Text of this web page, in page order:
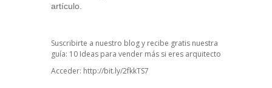
artículo.
Suscribirte a nuestro blog y recibe gratis nuestra
guía: 10 Ideas para vender más si eres arquitecto
Acceder: http://bit.ly/2fkkTS7